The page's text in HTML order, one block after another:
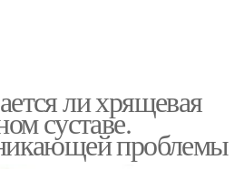
ли хрящевая
суставе.
проблемы